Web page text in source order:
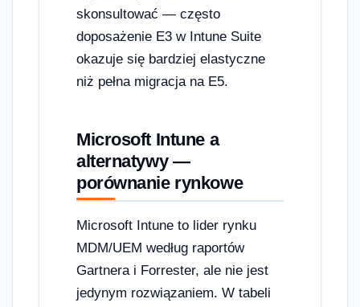
skonsultować — często
doposażenie E3 w Intune Suite
okazuje się bardziej elastyczne
niż pełna migracja na E5.
Microsoft Intune a
alternatywy —
porównanie rynkowe
Microsoft Intune to lider rynku
MDM/UEM według raportów
Gartnera i Forrester, ale nie jest
jedynym rozwiązaniem. W tabeli